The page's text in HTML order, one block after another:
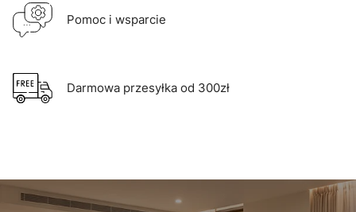
Pomoc i wsparcie
Darmowa przesyłka od 300zł